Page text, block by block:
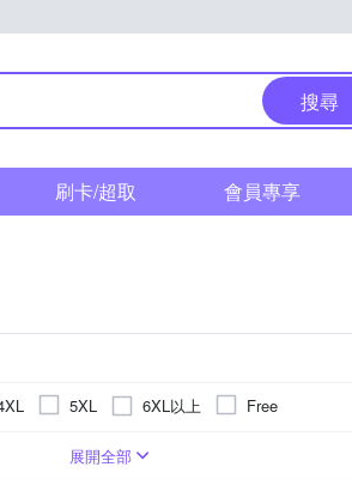
搜尋
刷卡/超取 會員專享
5XL 6XL以上 Free
文字
展開全部